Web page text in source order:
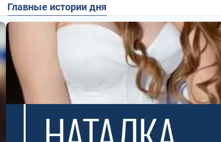
Главные истории дня